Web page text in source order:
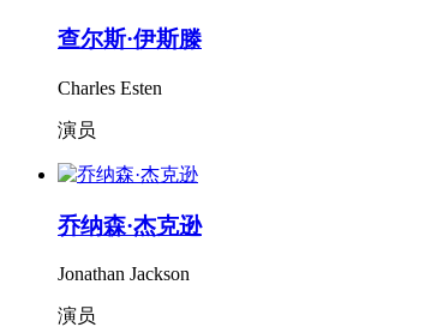
查尔斯·伊斯滕
Charles Esten
演员
乔纳森·杰克逊
Jonathan Jackson
演员